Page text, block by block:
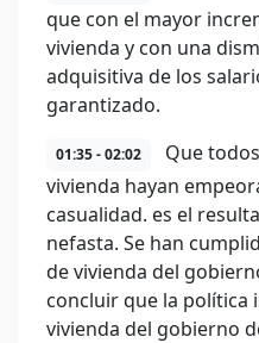
que con el mayor
vivienda y con una
adquisitiva de los
garantizado.
01:35 - 02:02
Que
vivienda hayan
casualidad. es el
nefasta. Se han
de vivienda del
concluir que la política
vivienda del gobierno